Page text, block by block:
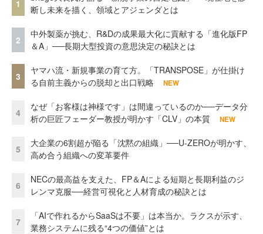
1
断し未来を描く、領域とアジェンダとは
2
中外製薬が挑む、R&Dの成果最大化に貢献する「進化版FP
＆A」──長期大型投資の意思決定の秘訣とは
3
ヤマハ流・新規事業の育て方。「TRANSPOSE」が仕掛け
る自前主義からの脱却と出口戦略
NEW
4
なぜ「お客様は神様です」は間違っているのか──データ分
析の巨匠フェーダー教授が明かす「CLV」の本質
NEW
5
大企業の6割超が陥る「沈黙の組織」──U-ZEROが明かす、
高め合う組織への変革要件
6
NECの最高益を支えた、FP＆Aによる短期と長期利益のジ
レンマ克服──経営可視化と人材育成の秘訣とは
7
「AIで作れるからSaaSは不要」は本当か。ラクスが示す、
業務システムに残る“4つの価値”とは